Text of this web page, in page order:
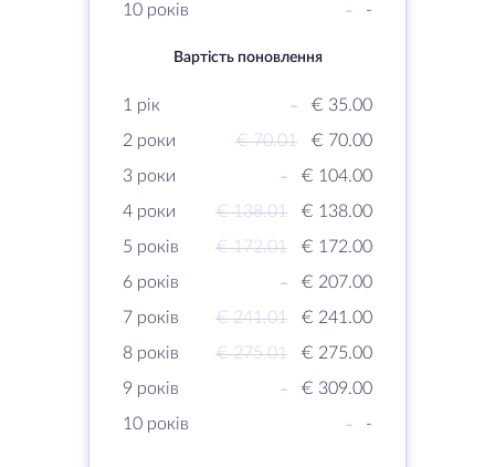
10 років
- -
Вартість поновлення
1 рік -
€ 35.00
2 роки
€ 70.01
€ 70.00
3 роки
-
€ 104.00
4 роки
€ 138.01
€ 138.00
5 років
€ 172.01
€ 172.00
6 років
-
€ 207.00
7 років
€ 241.01
€ 241.00
8 років
€ 275.01
€ 275.00
9 років
-
€ 309.00
10 років
- -